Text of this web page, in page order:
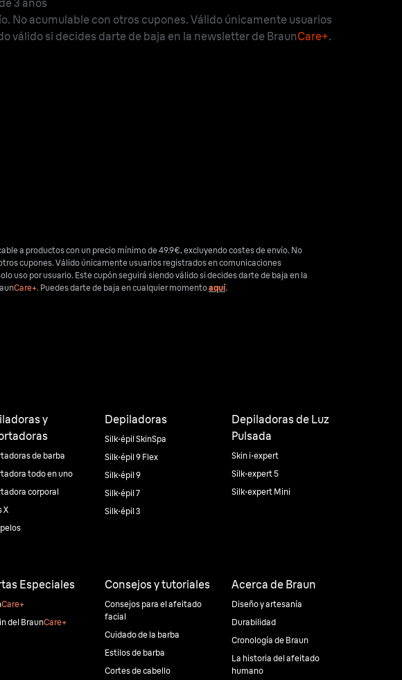
3 años
No acumulable con otros cupones. Válido únicamente usuarios
válido si decides darte de baja en la newsletter de BraunCare+.
a productos con un precio mínimo de 49.9€, excluyendo costes de envío. No
cupones. Válido únicamente usuarios registrados en comunicaciones
uso por usuario. Este cupón seguirá siendo válido si decides darte de baja en la
Care+. Puedes darte de baja en cualquier momentoaquí.
y
de barba
todo en uno
corporal
X
Depiladoras
Silk·épil SkinSpa
Silk·épil 9 Flex
Silk·épil 9
Silk·épil 7
Silk·épil 3
Depiladoras de Luz
Pulsada
Skin i·expert
Silk·expert 5
Silk·expert Mini
Especiales
Care+
del BraunCare+
Consejos y tutoriales
Consejos para el afeitado
facial
Cuidado de la barba
Estilos de barba
Cortes de cabello
Acerca de Braun
Diseño y artesanía
Durabilidad
Cronología de Braun
La historia del afeitado
humano